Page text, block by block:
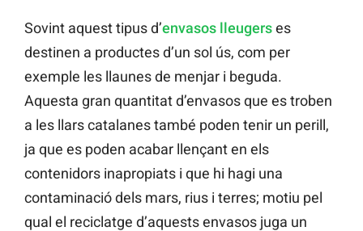
Sovint aquest tipus d’envasos lleugerses
destinen a productes d’un sol ús, com per
exemple les llaunes de menjar i beguda.
Aquesta gran quantitat d’envasos que es troben
a les llars catalanes també poden tenir un perill,
ja que es poden acabar llençant en els
contenidors inapropiats i que hi hagi una
contaminació dels mars, rius i terres; motiu pel
qual el reciclatge d’aquests envasos juga un